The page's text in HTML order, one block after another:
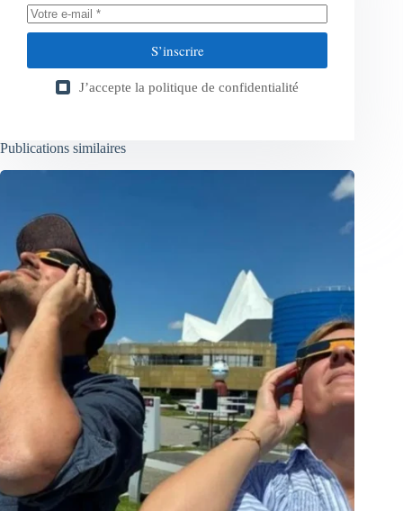
S’inscrire
J’accepte la politique de confidentialité
Publications similaires